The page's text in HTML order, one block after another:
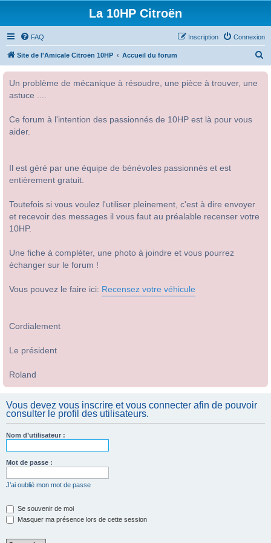
La 10HP Citroën
FAQ Connexion
Inscription
Site de l'Amicale Citroën 10HP Accueil du forum
Un problème de mécanique à résoudre, une pièce à trouver, une
astuce ....
Ce forum à l'intention des passionnés de 10HP est là pour vous
aider.
Il est géré par une équipe de bénévoles passionnés et est
entièrement gratuit.
Toutefois si vous voulez l'utiliser pleinement, c'est à dire envoyer
et recevoir des messages il vous faut au préalable recenser votre
10HP.
Une fiche à compléter, une photo à joindre et vous pourrez
échanger sur le forum !
Vous pouvez le faire ici: Recensez votre véhicule
Cordialement
Le président
Roland
Vous devez vous inscrire et vous connecter afin de pouvoir
consulter le profil des utilisateurs.
Nom d’utilisateur :
Mot de passe :
J’ai oublié mon mot de passe
Se souvenir de moi
Masquer ma présence lors de cette session